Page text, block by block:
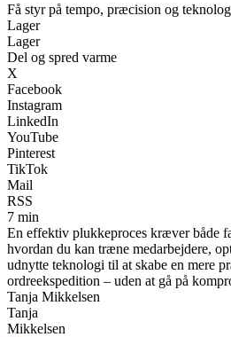
Få styr på tempo, præcision og
Lager
Lager
Del og spred varme
X
Facebook
Instagram
LinkedIn
YouTube
Pinterest
TikTok
Mail
RSS
7 min
En effektiv plukkeproces kræver både
hvordan du kan træne medarbejdere,
udnytte teknologi til at skabe en mere
ordreekspedition – uden at gå på
Tanja Mikkelsen
Tanja
Mikkelsen